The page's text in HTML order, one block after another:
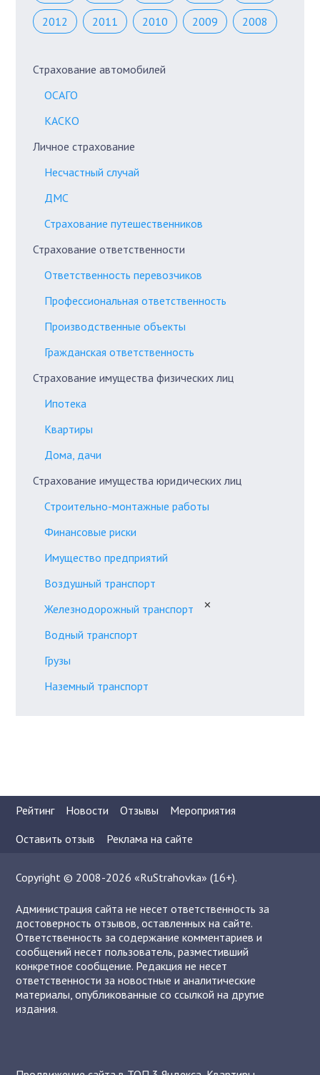
2012 2011 2010 2009 2008
Страхование автомобилей
ОСАГО
КАСКО
Личное страхование
Несчастный случай
ДМС
Страхование путешественников
Страхование ответственности
Ответственность перевозчиков
Профессиональная ответственность
Производственные объекты
Гражданская ответственность
Страхование имущества физических лиц
Ипотека
Квартиры
Дома, дачи
Страхование имущества юридических лиц
Строительно-монтажные работы
Финансовые риски
Имущество предприятий
Воздушный транспорт
Железнодорожный транспорт
✕
Водный транспорт
Грузы
Наземный транспорт
Рейтинг Новости Отзывы
Мероприятия
Оставить отзыв
Реклама на сайте
Copyright © 2008-2026 «RuStrahovka» (16+).
Администрация сайта не несет ответственность за
достоверность отзывов, оставленных на сайте.
Ответственность за содержание комментариев и
сообщений несет пользователь, разместивший
конкретное сообщение. Редакция не несет
ответственности за новостные и аналитические
материалы, опубликованные со ссылкой на другие
издания.